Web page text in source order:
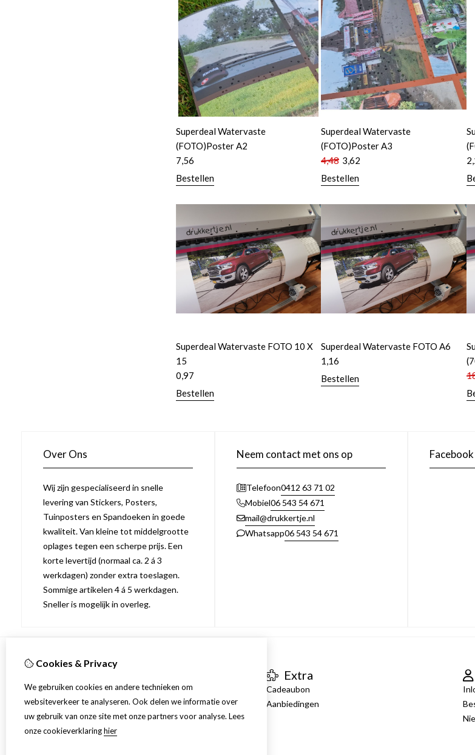
Superdeal Watervaste
(FOTO)Poster A2
7,56
Bestellen
Superdeal Watervaste
(FOTO)Poster A3
4,48 3,62
Bestellen
Superdeal Watervaste FOTO 10 X
15
0,97
Bestellen
Superdeal Watervaste FOTO A6
1,16
Bestellen
Over Ons
Wij zijn gespecialiseerd in snelle
levering van Stickers, Posters,
Tuinposters en Spandoeken in goede
kwaliteit. Van kleine tot middelgrootte
oplages tegen een scherpe prijs. Een
korte levertijd (normaal ca. 2 á 3
werkdagen) zonder extra toeslagen.
Sommige artikelen 4 á 5 werkdagen.
Sneller is mogelijk in overleg.
Neem contact met ons op
Telefoon0412 63 71 02
Mobiel06 543 54 671
mail@drukkertje.nl
Whatsapp06 543 54 671
Facebook
Over Druk en Print Service
Verzending
Disclaimer
Algemene voorwaarden
Extra
Cadeaubon
Aanbiedingen
Cookies & Privacy
We gebruiken cookies en andere technieken om
websiteverkeer te analyseren. Ook delen we informatie over
uw gebruik van onze site met onze partners voor analyse. Lees
onze cookieverklaringhier